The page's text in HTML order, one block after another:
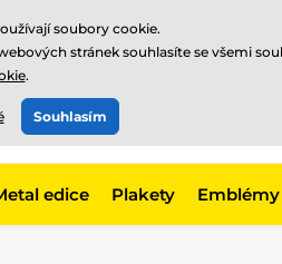
775 400 255
Zavolejte nám
edice Plakety Emblémy
soubory cookie.
stránek souhlasíte se všemi
.
Souhlasím